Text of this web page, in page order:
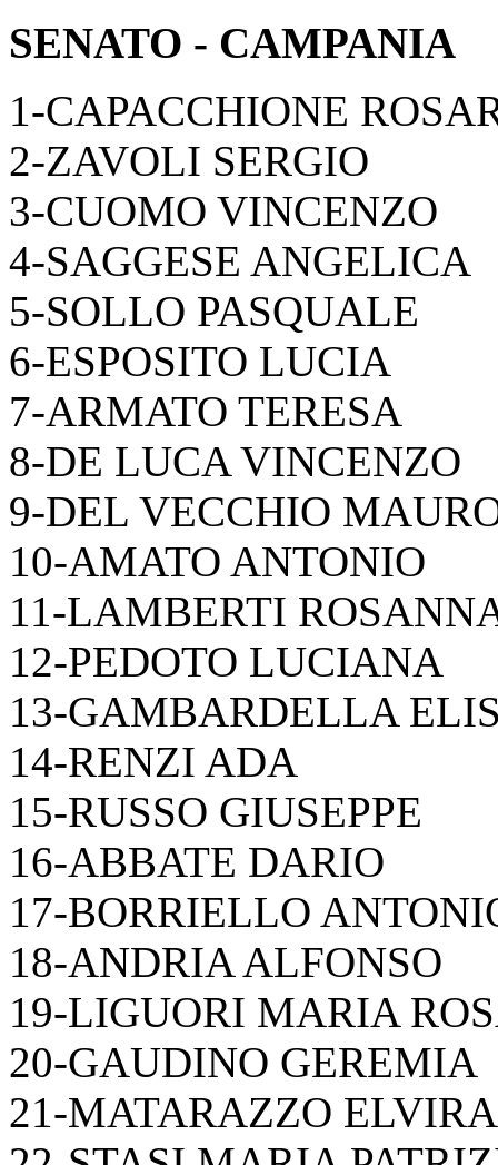
SENATO - CAMPANIA
1-CAPACCHIONE
2-ZAVOLI SERGIO
3-CUOMO VINCENZO
4-SAGGESE ANGELICA
5-SOLLO PASQUALE
6-ESPOSITO LUCIA
7-ARMATO TERESA
8-DE LUCA VINCENZO
9-DEL VECCHIO
10-AMATO ANTONIO
11-LAMBERTI
12-PEDOTO LUCIANA
13-GAMBARDELLA
14-RENZI ADA
15-RUSSO GIUSEPPE
16-ABBATE DARIO
17-BORRIELLO
18-ANDRIA ALFONSO
19-LIGUORI MARIA
20-GAUDINO GEREMIA
21-MATARAZZO ELVIRA